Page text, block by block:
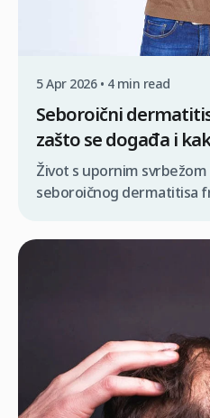
5 Apr 2026 • 4 min read
Seboroični
zašto se događa i
Život s upornim
seboroičnog dermatitisa
zabrinjavajuće brige:
zdravljem vlasišta i zaštiti